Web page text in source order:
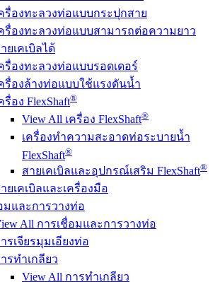
รื่องทะลวงท่อแบบกระปุกสาย
รื่องทะลวงท่อแบบสามารถต่อความยาว
ยเคเบิลได้
รื่องทะลวงท่อแบบรอดเดอร์
รื่องล้างท่อแบบใช้แรงดันน้ำ
รื่อง FlexShaft®
View All เครื่อง FlexShaft®
เครื่องทำความสะอาดท่อระบายน้ำ
FlexShaft®
สายเคเบิลและอุปกรณ์เสริม FlexShaft®
ยเคเบิลและเครื่องมือ
มและการวางท่อ
All การเชื่อมและการวางท่อ
รเจียรมุมเอียงท่อ
รทำเกลียว
View All การทำเกลียว